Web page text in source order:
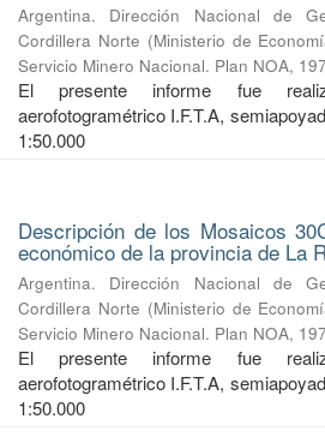
Argentina. Dirección Nacional de
Cordillera Norte (Ministerio de
Servicio Minero Nacional. Plan NOA,
El presente informe fue
aerofotogramétrico I.F.T.A,
1:50.000
Descripción de los Mosaicos
económico de la provincia de La
Argentina. Dirección Nacional de
Cordillera Norte (Ministerio de
Servicio Minero Nacional. Plan NOA,
El presente informe fue
aerofotogramétrico I.F.T.A,
1:50.000